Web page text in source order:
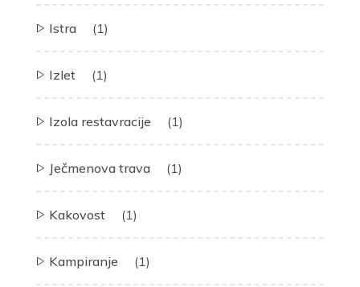
Istra (1)
Izlet (1)
Izola restavracije (1)
Ječmenova trava (1)
Kakovost (1)
Kampiranje (1)